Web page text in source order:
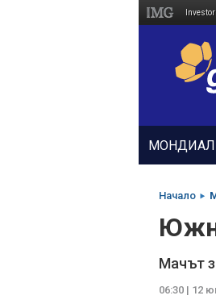
Investor
МОНДИАЛ
Начало
Мачът
06:30 | 12